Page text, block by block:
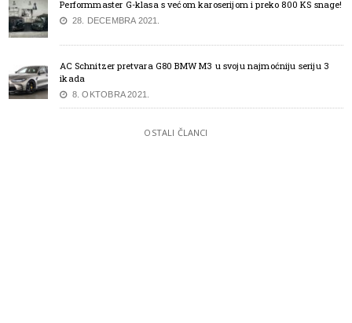
Performmaster G-klasa s većom karoserijom i preko 800 KS snage!
28. DECEMBRA 2021.
AC Schnitzer pretvara G80 BMW M3 u svoju najmoćniju seriju 3
ikada
8. OKTOBRA 2021.
OSTALI ČLANCI